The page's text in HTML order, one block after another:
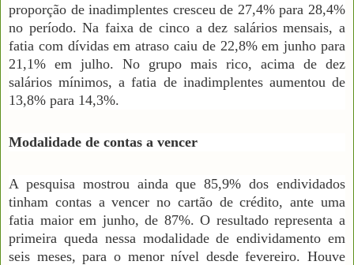
proporção de inadimplentes cresceu de 27,4% para 28,4%
no período. Na faixa de cinco a dez salários mensais, a
fatia com dívidas em atraso caiu de 22,8% em junho para
21,1% em julho. No grupo mais rico, acima de dez
salários mínimos, a fatia de inadimplentes aumentou de
13,8% para 14,3%.
Modalidade de contas a vencer
A pesquisa mostrou ainda que 85,9% dos endividados
tinham contas a vencer no cartão de crédito, ante uma
fatia maior em junho, de 87%. O resultado representa a
primeira queda nessa modalidade de endividamento em
seis meses, para o menor nível desde fevereiro. Houve